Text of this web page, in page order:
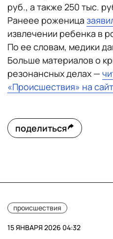
руб., а также 250 тыс.
Ранеее роженица
извлечении ребенка в
По ее словам, медики
Больше материалов о
резонансных делах —
«Происшествия» на
поделиться
происшествия
15 ЯНВАРЯ 2026 04:32